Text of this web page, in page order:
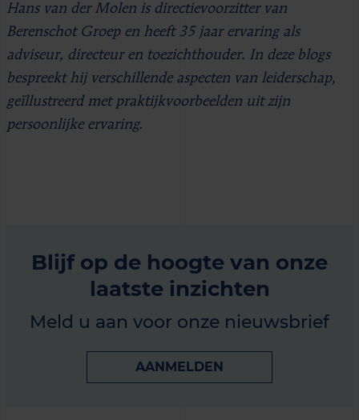
Hans van der Molen is directievoorzitter van
Berenschot Groep en heeft 35 jaar ervaring als
adviseur, directeur en toezichthouder. In deze blogs
bespreekt hij verschillende aspecten van leiderschap,
geïllustreerd met praktijkvoorbeelden uit zijn
persoonlijke ervaring.
Blijf op de hoogte van onze
laatste inzichten
Meld u aan voor onze nieuwsbrief
AANMELDEN